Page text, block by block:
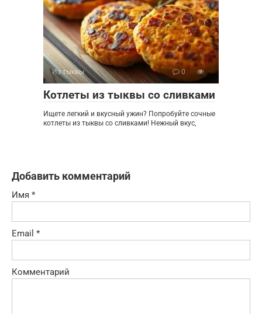
Из тыквы 0
Котлеты из тыквы со сливками
Ищете легкий и вкусный ужин? Попробуйте сочные
котлеты из тыквы со сливками! Нежный вкус,
Добавить комментарий
Имя *
Email *
Комментарий